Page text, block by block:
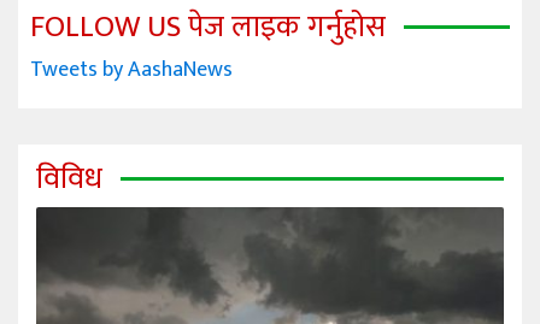
FOLLOW US पेज लाइक गर्नुहोस
Tweets by AashaNews
विविध